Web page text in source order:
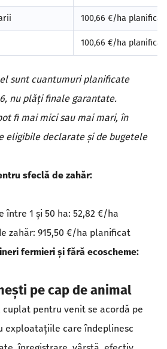
100,66 €/ha planificat
100,66 €/ha planificat
sunt cuantumuri planificate
nu plăți finale garantate.
fi mai mici sau mai mari, în
eligibile declarate și de bugetele
sfeclă de zahăr:
între 1 și 50 ha: 52,82 €/ha
zahăr: 915,50 €/ha planificat
fermieri și fără ecoscheme:
pe cap de animal
pentru venit se acordă pe
exploatațiile care îndeplinesc